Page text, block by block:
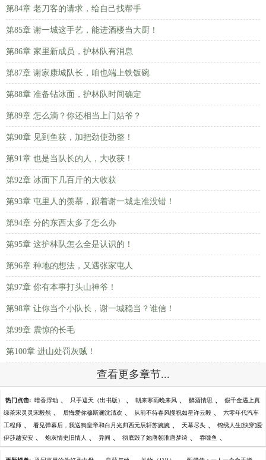
第84章 老刀客的请求，给自己找帮手
第85章 谢一城这手艺，能进酒楼当大厨！
第86章 家里新成员，护林队有消息
第87章 谢家康城队长，咱也端上铁饭碗
第88章 准备钻冰面，护林队时间确定
第89章 怎么滴？你还相当上门姑爷？
第90章 见到鱼获，加把劲使劲整！
第91章 也是当队长的人，大收获！
第92章 冰面下几百斤的大收获
第93章 屯里人的羡慕，跟着谢一城走准没错！
第94章 分的东西太多了怎么办
第95章 这护林队怎么全是认识的！
第96章 种地的想法，又遇张家屯人
第97章 你有本事打头山神爷！
第98章 让你当个小队长，谢一城稳当？谁信！
第99章 震惊的长毛
第100章 进山处罚灰贼！
查看更多章节...
热门点击: 暗香浮动 、 只手遮天（出书版） 、 朝来寒雨晚来风 、 醉酒情思 、 假千金遇上真
绿茶宋灵灵宋毅然 、 后悔爱你穆斯澜沈清欢 、 从前不待春风慢祝如星许云毅 、 六零年代汽车
工程师 、 看见弹幕后，我送狗皇帝和白月光归西元辰轩苏婉婉 、 天幕尽头 、 锦绣人生[快穿]爱
伊莎越安安 、 炮灰情史旧情人 、 异间 、 彻底毁了她唐朝淮唐梦绮 、 吞噬鱼 、